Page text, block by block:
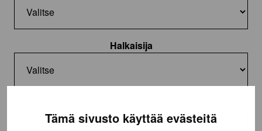
Tämä sivusto käyttää evästeitä
Halkaisija
Nouto ja asennus